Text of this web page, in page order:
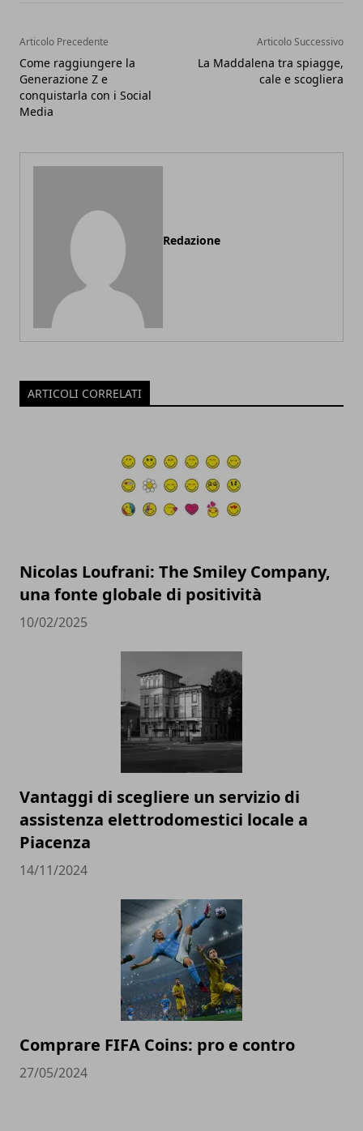
Articolo Precedente
Come raggiungere la
Generazione Z e
conquistarla con i Social
Media
Articolo Successivo
La Maddalena tra spiagge,
cale e scogliera
Redazione
ARTICOLI CORRELATI
Nicolas Loufrani: The Smiley Company,
una fonte globale di positività
10/02/2025
Vantaggi di scegliere un servizio di
assistenza elettrodomestici locale a
Piacenza
14/11/2024
Comprare FIFA Coins: pro e contro
27/05/2024